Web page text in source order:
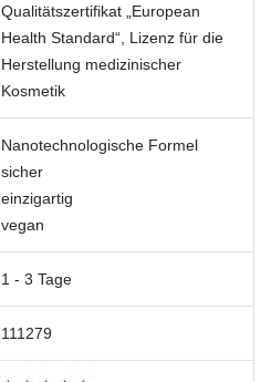
Qualitätszertifikat „European
Health Standard“, Lizenz für die
Herstellung medizinischer
Kosmetik
Nanotechnologische Formel
sicher
einzigartig
vegan
1 - 3 Tage
111279